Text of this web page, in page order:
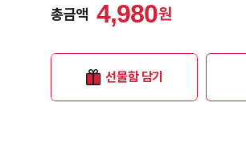
총금액 4,980원
선물함 담기